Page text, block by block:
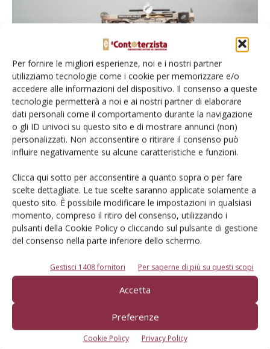
Per fornire le migliori esperienze, noi e i nostri partner
utilizziamo tecnologie come i cookie per memorizzare e/o
accedere alle informazioni del dispositivo. Il consenso a queste
tecnologie permetterà a noi e ai nostri partner di elaborare
dati personali come il comportamento durante la navigazione
o gli ID univoci su questo sito e di mostrare annunci (non)
personalizzati. Non acconsentire o ritirare il consenso può
influire negativamente su alcune caratteristiche e funzioni.
Clicca qui sotto per acconsentire a quanto sopra o per fare
scelte dettagliate. Le tue scelte saranno applicate solamente a
questo sito. È possibile modificare le impostazioni in qualsiasi
momento, compreso il ritiro del consenso, utilizzando i
pulsanti della Cookie Policy o cliccando sul pulsante di gestione
del consenso nella parte inferiore dello schermo.
Gestisci 1408 fornitori Per saperne di più su questi scopi
Accetta
Preferenze
Cookie Policy Privacy Policy
Massey Ferguson 8S Dyna E-Power
completa la Morocco Desert Challenge
DiIl Contoterzista 23 Aprile 2025
Massey Ferguson Agrispace, il cliente è
servito
24 Gennaio 2025